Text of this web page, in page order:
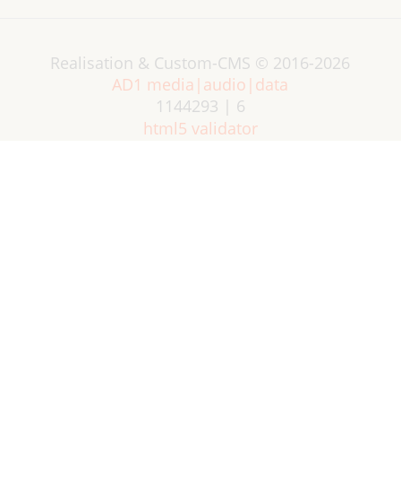
Realisation & Custom-CMS © 2016-2026
AD1 media|audio|data
1144293 | 6
html5 validator